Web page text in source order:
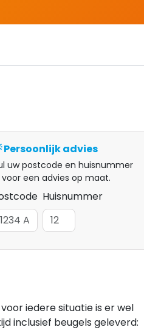
Persoonlijk advies
uw postcode en huisnummer
voor een advies op maat.
Huisnummer
iedere situatie is er wel
inclusief beugels geleverd: